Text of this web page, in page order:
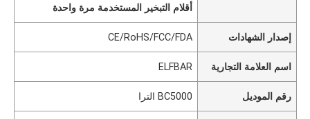
أقلام التبخير المستخدمة مرة واحدة
إصدار الشهادات CE/RoHS/FCC/FDA
اسم العلامة التجارية ELFBAR
رقم الموديل BC5000 الترا